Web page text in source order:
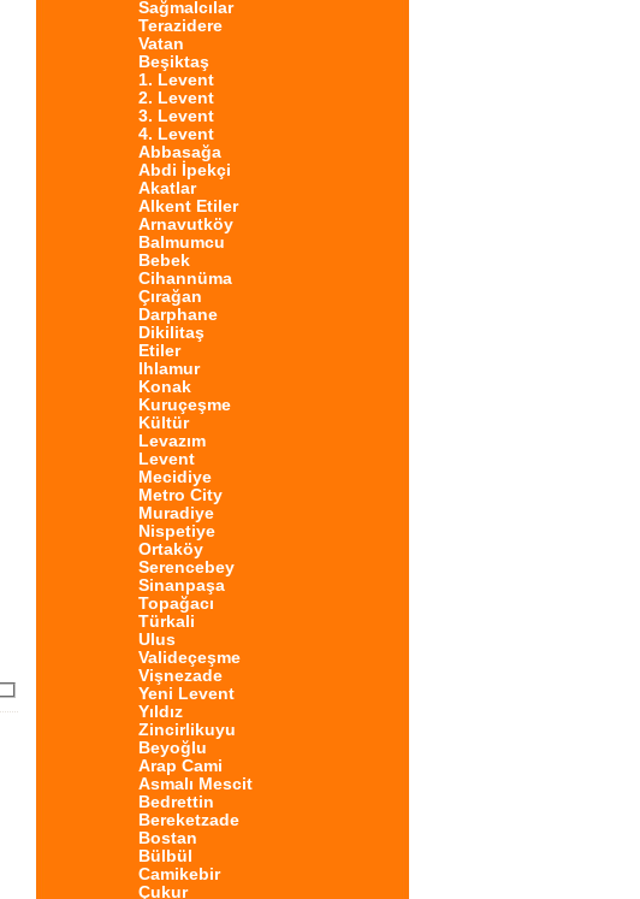
Sağmalcılar
Terazidere
Vatan
Beşiktaş
1. Levent
2. Levent
3. Levent
4. Levent
Abbasağa
Abdi İpekçi
Akatlar
Alkent Etiler
Arnavutköy
Balmumcu
Bebek
Cihannüma
Çırağan
Darphane
Dikilitaş
Etiler
Ihlamur
Konak
Kuruçeşme
Kültür
Levazım
Levent
Mecidiye
Metro City
Muradiye
Nispetiye
Ortaköy
Serencebey
Sinanpaşa
Topağacı
Türkali
Ulus
Valideçeşme
Vişnezade
Yeni Levent
Yıldız
Zincirlikuyu
Beyoğlu
Arap Cami
Asmalı Mescit
Bedrettin
Bereketzade
Bostan
Bülbül
Camikebir
Çukur